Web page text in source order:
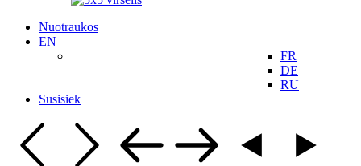
Nuotraukos
EN
FR
DE
RU
Susisiek